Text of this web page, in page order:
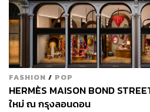
FASHION / POP
HERMÈS MAISON BOND
ใหม่ ณ กรุงลอนดอน